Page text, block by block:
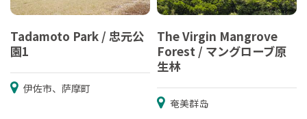
Tadamoto Park / 忠元公
園1
伊佐市、萨摩町
The Virgin Mangrove
Forest / マングローブ原
生林
奄美群岛